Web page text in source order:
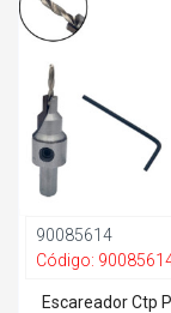
90085614
Código:
Escareador Ctp